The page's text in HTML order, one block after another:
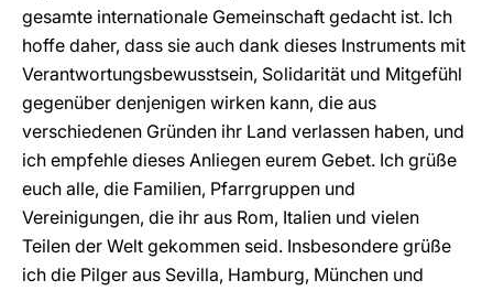
gesamte internationale Gemeinschaft gedacht ist. Ich
hoffe daher, dass sie auch dank dieses Instruments mit
Verantwortungsbewusstsein, Solidarität und Mitgefühl
gegenüber denjenigen wirken kann, die aus
verschiedenen Gründen ihr Land verlassen haben, und
ich empfehle dieses Anliegen eurem Gebet. Ich grüße
euch alle, die Familien, Pfarrgruppen und
Vereinigungen, die ihr aus Rom, Italien und vielen
Teilen der Welt gekommen seid. Insbesondere grüße
ich die Pilger aus Sevilla, Hamburg, München und